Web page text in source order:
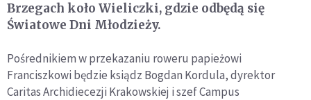
Brzegach koło Wieliczki, gdzie odbędą się
Światowe Dni Młodzieży.
Pośrednikiem w przekazaniu roweru papieżowi
Franciszkowi będzie ksiądz Bogdan Kordula, dyrektor
Caritas Archidiecezji Krakowskiej i szef Campus